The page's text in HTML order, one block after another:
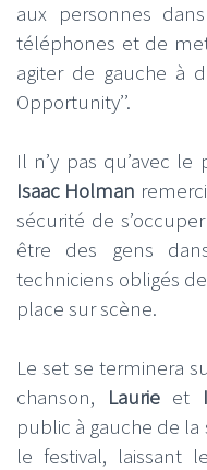
aux personnes
téléphones et de
agiter de gauche à
Opportunity’’.
Il n’y pas qu’avec
Isaac Holman
sécurité de
être des gens
techniciens obligés
place sur scène.
Le set se terminera
chanson, Laurie et
public à gauche de la
le festival, laissant